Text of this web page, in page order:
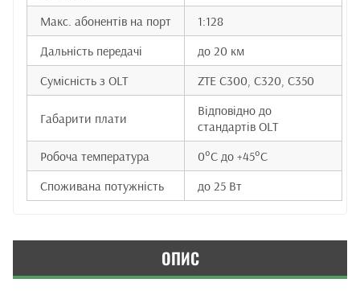
Макс. абонентів на порт
1:128
Дальність передачі
до 20 км
Сумісність з OLT
ZTE C300, C320, C350
Габарити плати
Відповідно до
стандартів OLT
Робоча температура
0°C до +45°C
Споживана потужність
до 25 Вт
ОПИС